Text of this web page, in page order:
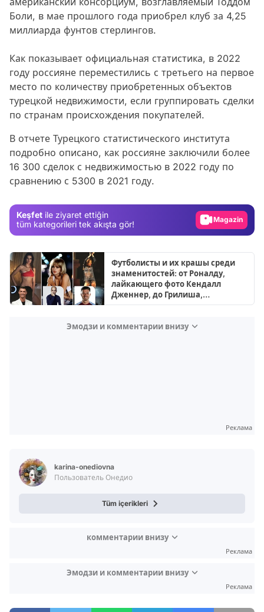
Боли, в мае прошлого года приобрел клуб за 4,25
миллиарда фунтов стерлингов.
Как показывает официальная статистика, в 2022
году россияне переместились с третьего на первое
место по количеству приобретенных объектов
турецкой недвижимости, если группировать сделки
по странам происхождения покупателей.
В отчете Турецкого статистического института
подробно описано, как россияне заключили более
16 300 сделок с недвижимостью в 2022 году по
сравнению с 5300 в 2021 году.
Keşfet ile ziyaret ettiğin
tüm kategorileri tek akışta gör!
Magazin
Футболисты и их крашы среди
знаменитостей: от Роналду,
лайкающего фото Кендалл
Дженнер, до Грилиша,
желающего встретиться с
Эмодзи и комментарии внизу
Реклама
karina-onediovna
Пользователь Онедио
Tüm içerikleri
комментарии внизу
Реклама
Эмодзи и комментарии внизу
Реклама